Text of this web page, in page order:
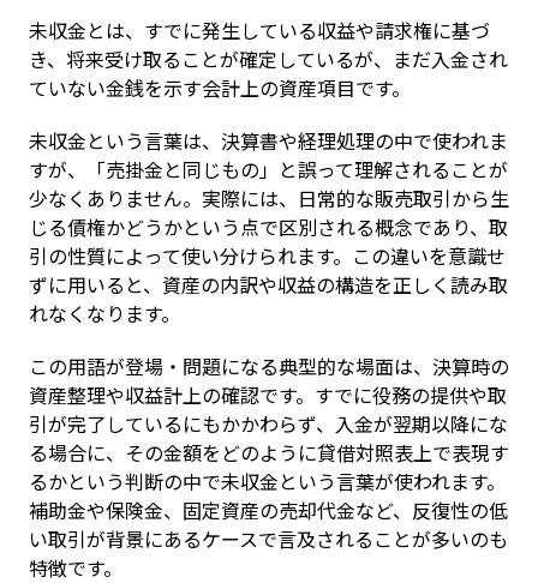
未収金とは、すでに発生している収益や請求権に基づ
き、将来受け取ることが確定しているが、まだ入金され
ていない金銭を示す会計上の資産項目です。
未収金という言葉は、決算書や経理処理の中で使われま
すが、「売掛金と同じもの」と誤って理解されることが
少なくありません。実際には、日常的な販売取引から生
じる債権かどうかという点で区別される概念であり、取
引の性質によって使い分けられます。この違いを意識せ
ずに用いると、資産の内訳や収益の構造を正しく読み取
れなくなります。
この用語が登場・問題になる典型的な場面は、決算時の
資産整理や収益計上の確認です。すでに役務の提供や取
引が完了しているにもかかわらず、入金が翌期以降にな
る場合に、その金額をどのように貸借対照表上で表現す
るかという判断の中で未収金という言葉が使われます。
補助金や保険金、固定資産の売却代金など、反復性の低
い取引が背景にあるケースで言及されることが多いのも
特徴です。